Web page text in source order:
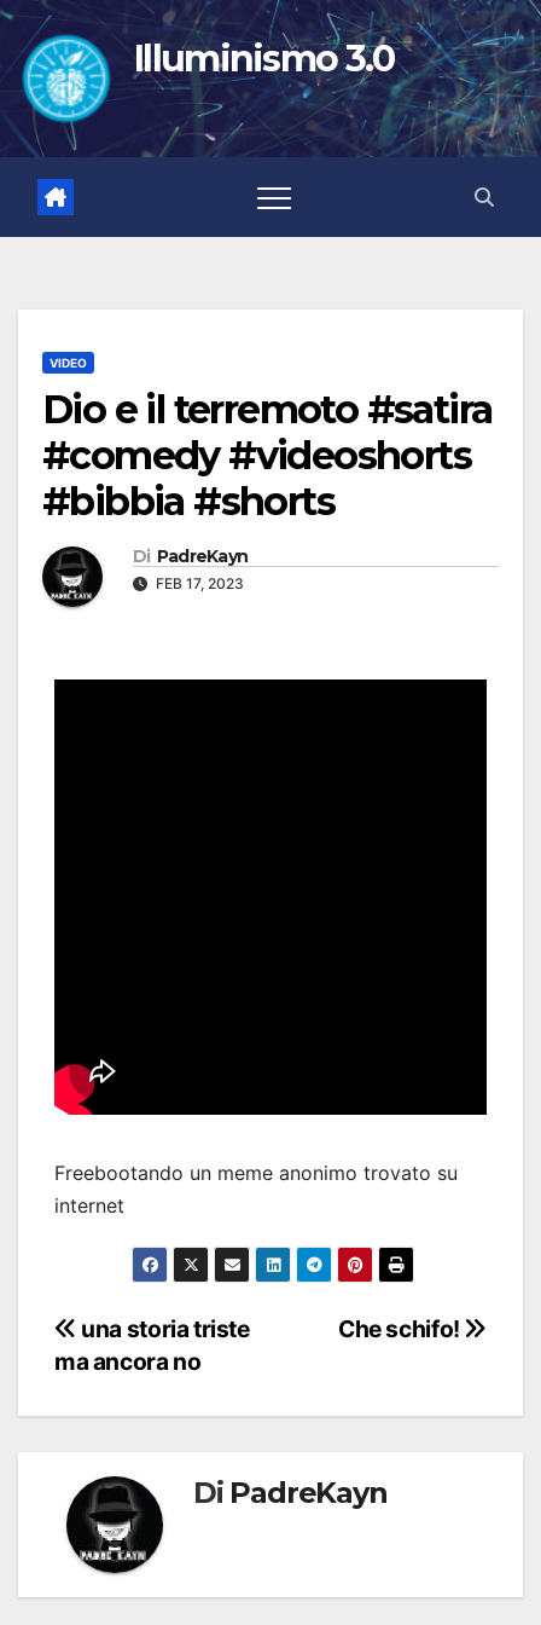
Salta
contenuto
Illuminismo 3.0
VIDEO
Dio e il terremoto #satira
#comedy #videoshorts
#bibbia #shorts
Di PadreKayn
FEB 17, 2023
Freebootando un meme anonimo trovato su
internet
Navigazione
articoli
Che schifo!
una storia triste
ma ancora no
Di PadreKayn